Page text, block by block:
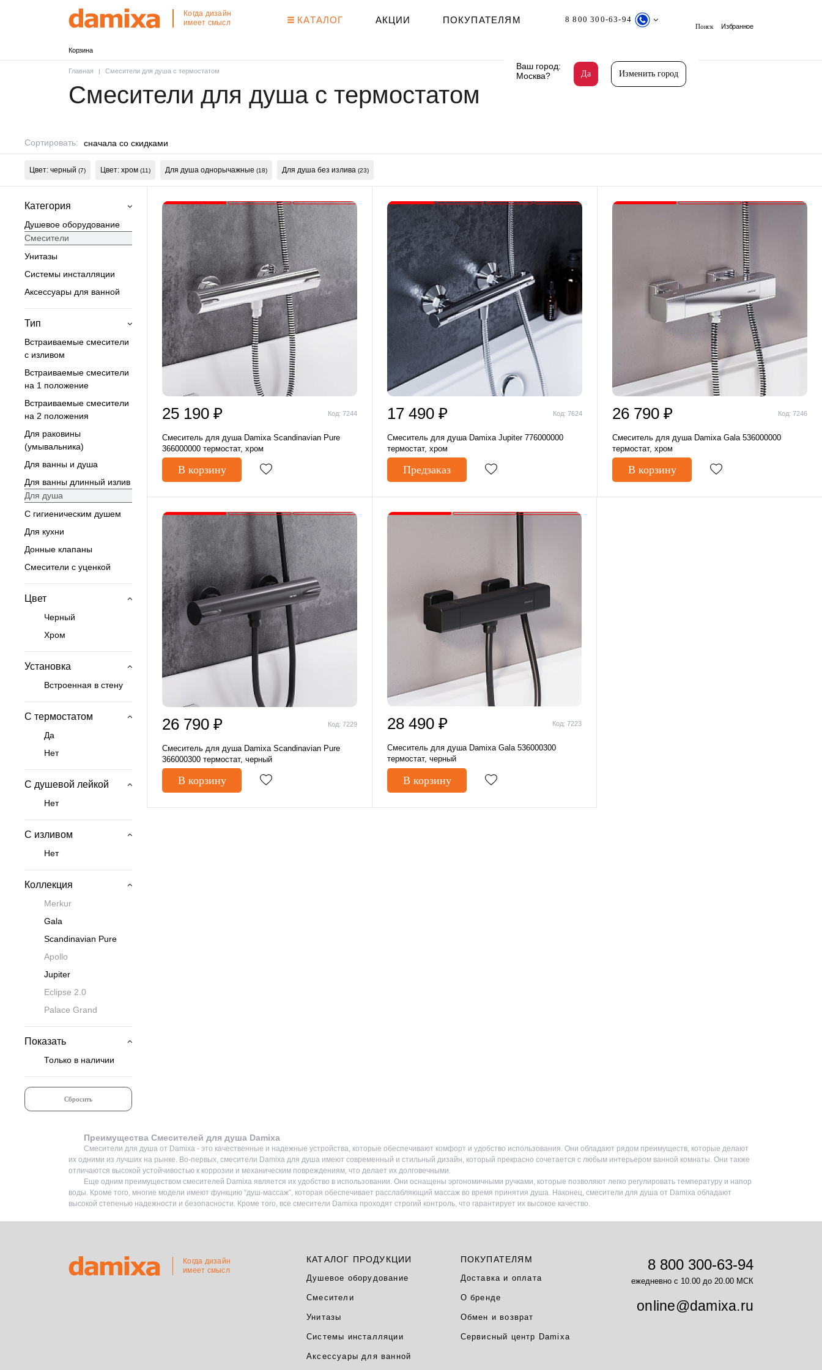
Когда дизайн
имеет смысл
КАТАЛОГ АКЦИИ ПОКУПАТЕЛЯМ 8 800 300-63-94
Поиск Избранное
Корзина
Ваш город:
Москва?
Да Изменить город
Главная Смесители для душа с термостатом
Смесители для душа с термостатом
Сортировать: сначала со скидками
Цвет: черный (7) Цвет: хром (11) Для душа однорычажные (18) Для душа без излива (23)
Категория
Душевое оборудование
Смесители
Унитазы
Системы инсталляции
Аксессуары для ванной
Тип
Встраиваемые смесители
с изливом
Встраиваемые смесители
на 1 положение
Встраиваемые смесители
на 2 положения
Для раковины
(умывальника)
Для ванны и душа
Для ванны длинный излив
Для душа
С гигиеническим душем
Для кухни
Донные клапаны
Смесители с уценкой
Цвет
Черный
Хром
Установка
Встроенная в стену
С термостатом
Да
Нет
С душевой лейкой
Нет
С изливом
Нет
Коллекция
Merkur
Gala
Scandinavian Pure
Apollo
Jupiter
Eclipse 2.0
Palace Grand
Показать
Только в наличии
25 190 ₽ Код: 7244
Смеситель для душа Damixa Scandinavian Pure
366000000 термостат, хром
В корзину
17 490 ₽ Код: 7624
Смеситель для душа Damixa Jupiter 776000000
термостат, хром
Предзаказ
26 790 ₽ Код: 7246
Смеситель для душа Damixa Gala 536000000
термостат, хром
В корзину
26 790 ₽ Код: 7229
Смеситель для душа Damixa Scandinavian Pure
366000300 термостат, черный
В корзину
28 490 ₽ Код: 7223
Смеситель для душа Damixa Gala 536000300
термостат, черный
В корзину
Преимущества Смесителей для душа Damixa
Смесители для душа от Damixa - это качественные и надежные устройства, которые обеспечивают комфорт и удобство использования. Они обладают рядом преимуществ, которые делают
их одними из лучших на рынке. Во-первых, смесители Damixa для душа имеют современный и стильный дизайн, который прекрасно сочетается с любым интерьером ванной комнаты. Они также
отличаются высокой устойчивостью к коррозии и механическим повреждениям, что делает их долговечными.
Еще одним преимуществом смесителей Damixa является их удобство в использовании. Они оснащены эргономичными ручками, которые позволяют легко регулировать температуру и напор
воды. Кроме того, многие модели имеют функцию “душ-массаж”, которая обеспечивает расслабляющий массаж во время принятия душа. Наконец, смесители для душа от Damixa обладают
высокой степенью надежности и безопасности. Кроме того, все смесители Damixa проходят строгий контроль, что гарантирует их высокое качество.
Когда дизайн
имеет смысл
КАТАЛОГ ПРОДУКЦИИ
Душевое оборудование
Смесители
Унитазы
Системы инсталляции
Аксессуары для ванной
ПОКУПАТЕЛЯМ
Доставка и оплата
О бренде
Обмен и возврат
Сервисный центр Damixa
8 800 300-63-94
ежедневно с 10.00 до 20.00 МСК
online@damixa.ru